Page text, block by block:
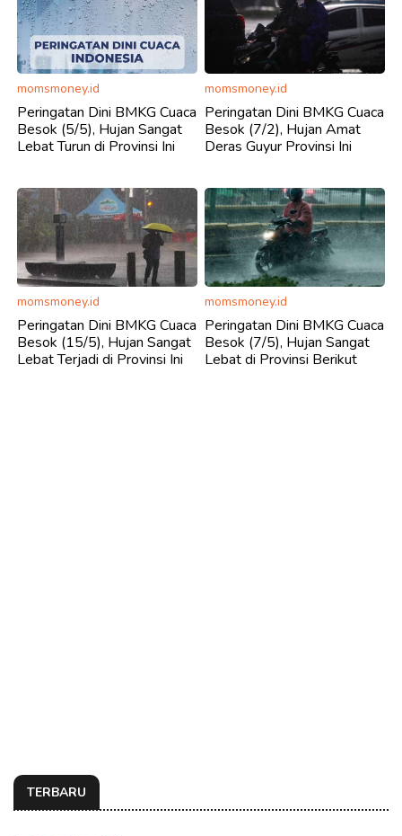
momsmoney.id
Peringatan Dini BMKG Cuaca
Besok (5/5), Hujan Sangat
Lebat Turun di Provinsi Ini
momsmoney.id
Peringatan Dini BMKG Cuaca
Besok (7/2), Hujan Amat
Deras Guyur Provinsi Ini
momsmoney.id
Peringatan Dini BMKG Cuaca
Besok (15/5), Hujan Sangat
Lebat Terjadi di Provinsi Ini
momsmoney.id
Peringatan Dini BMKG Cuaca
Besok (7/5), Hujan Sangat
Lebat di Provinsi Berikut
TERBARU